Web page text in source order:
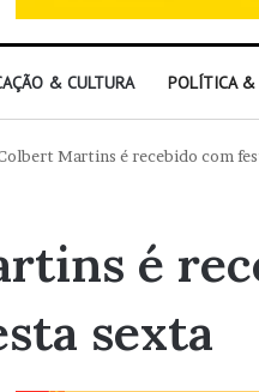
& CULTURA POLÍTICA &
Martins é recebido com
é
sexta